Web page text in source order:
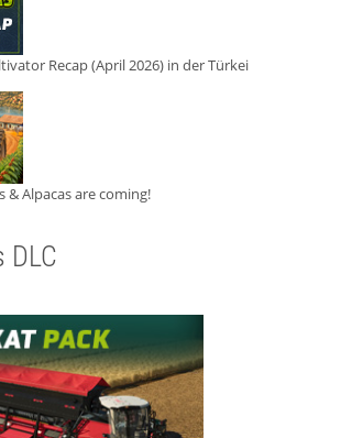
Recap (April 2026) in der Türkei
& Alpacas are coming!
DLC